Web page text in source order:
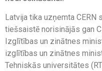
Latvija tika uzņemta
tiešsaistē norisinājās gan
Izglītības un zinātnes
izglītības un zinātnes
Tehniskās universitātes